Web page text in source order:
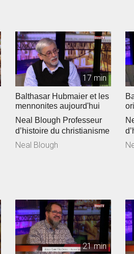
17 min
Balthasar Hubmaier et les
mennonites aujourd'hui
Neal Blough Professeur
d’histoire du christianisme
Neal Blough
21 min